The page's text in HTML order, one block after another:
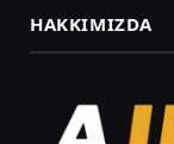
HAKKIMIZDA